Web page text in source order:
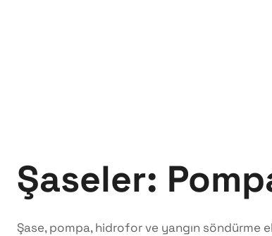
Şaseler:
Şase, pompa, hidrofor ve yangın söndürme